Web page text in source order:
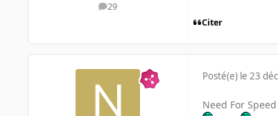
29
messages
Citer
Posté(e) le 23
Need For